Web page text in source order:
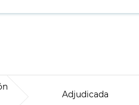
Adjudicada